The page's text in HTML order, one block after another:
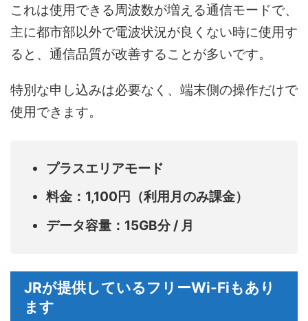
これは使用できる周波数が増える通信モードで、
主に都市部以外で電波状況が良くない時に使用す
ると、通信品質が改善することが多いです。
特別な申し込みは必要なく、端末側の操作だけで
使用できます。
プラスエリアモード
料金：1,100円（利用月のみ課金）
データ容量：15GB分 / 月
JRが提供しているフリーWi-Fiもあり
ます